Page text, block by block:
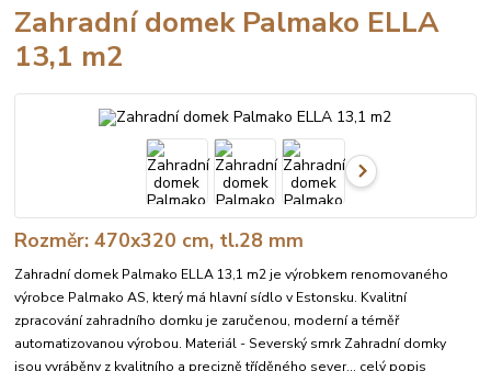
Zahradní domek Palmako ELLA
13,1 m2
Rozměr: 470x320 cm, tl.28 mm
Zahradní domek Palmako ELLA 13,1 m2 je výrobkem renomovaného
výrobce Palmako AS, který má hlavní sídlo v Estonsku. Kvalitní
zpracování zahradního domku je zaručenou, moderní a téměř
automatizovanou výrobou. Materiál - Severský smrk Zahradní domky
jsou vyráběny z kvalitního a precizně tříděného sever... celý popis